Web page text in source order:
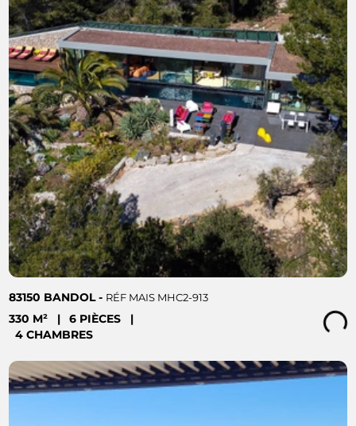
83150 BANDOL - RÉF MAIS MHC2-913
330 M² | 6 PIÈCES
|
4 CHAMBRES
Loading...